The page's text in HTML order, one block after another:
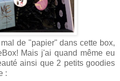
de "papier" dans cette box,
Mais j'ai quand même eu
ainsi que 2 petits goodies
: